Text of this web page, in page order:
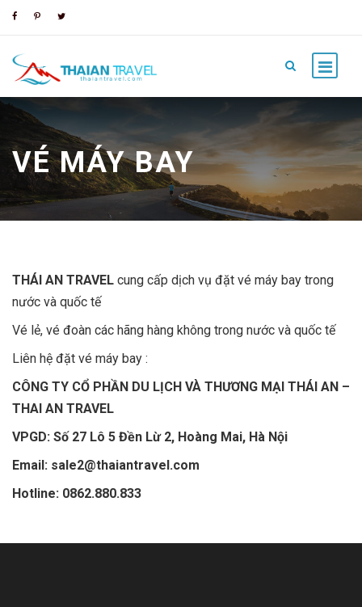
VÉ MÁY BAY
THÁI AN TRAVEL cung cấp dịch vụ đặt vé máy bay trong
nước và quốc tế
Vé lẻ, vé đoàn các hãng hàng không trong nước và quốc tế
Liên hệ đặt vé máy bay :
CÔNG TY CỔ PHẦN DU LỊCH VÀ THƯƠNG MẠI THÁI AN –
THAI AN TRAVEL
VPGD: Số 27 Lô 5 Đền Lừ 2, Hoàng Mai, Hà Nội
Email: sale2@thaiantravel.com
Hotline: 0862.880.833